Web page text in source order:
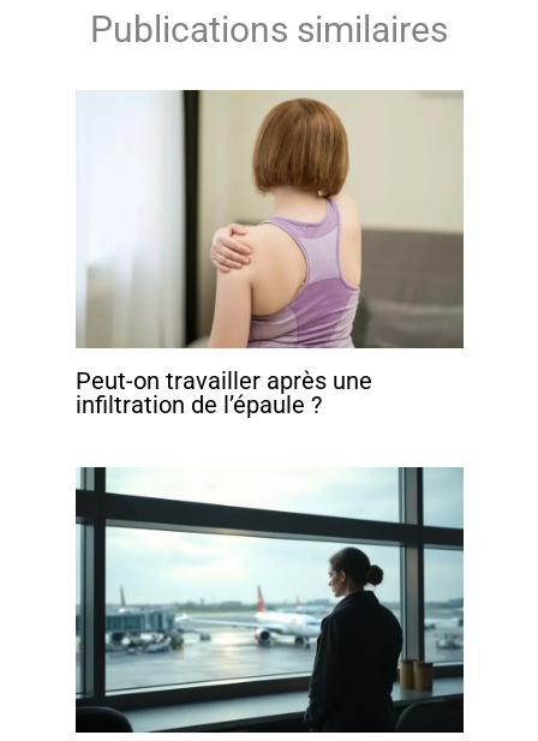
Publications similaires
Peut-on travailler après une
infiltration de l’épaule ?